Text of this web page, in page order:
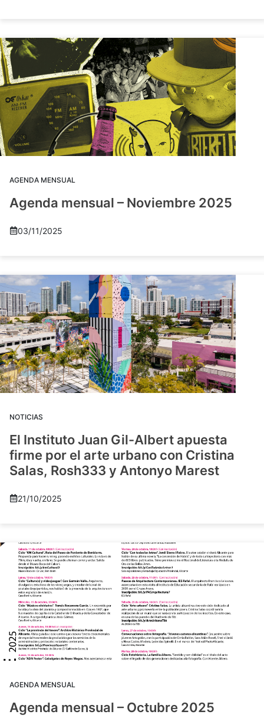
AGENDA MENSUAL
Agenda mensual – Noviembre 2025
03/11/2025
NOTICIAS
El Instituto Juan Gil-Albert apuesta
firme por el arte urbano con Cristina
Salas, Rosh333 y Antonyo Marest
21/10/2025
AGENDA MENSUAL
Agenda mensual – Octubre 2025